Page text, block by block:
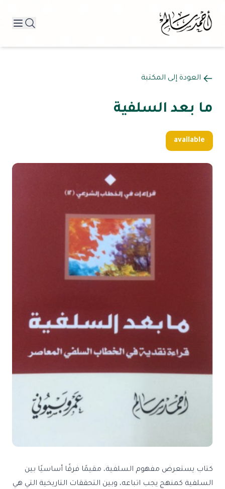
العودة إلى المكتبة
ما بعد السلفية
available
كتاب يستعرض مفهوم السلفية، مقيمًا فرقًا أساسيًا بين
السلفية كمنهج يجب اتباعه، وبين التحققات التاريخية التي هي